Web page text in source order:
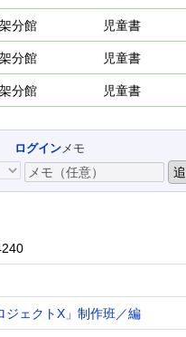
分館 児童書
分館 児童書
分館 児童書
ログインメモ
ジェクトX」制作班／編